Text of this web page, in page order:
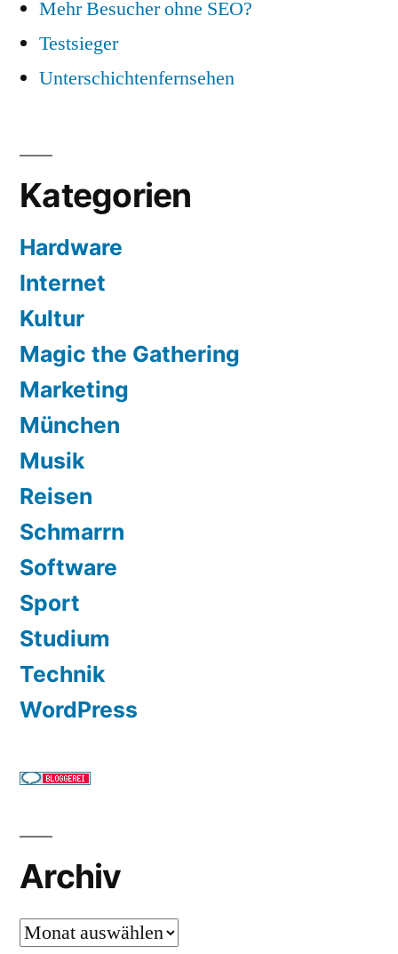
Mehr Besucher ohne SEO?
Testsieger
Unterschichtenfernsehen
Kategorien
Hardware
Internet
Kultur
Magic the Gathering
Marketing
München
Musik
Reisen
Schmarrn
Software
Sport
Studium
Technik
WordPress
Archiv
Archiv